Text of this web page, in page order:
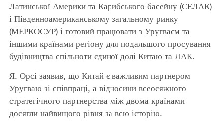
Латинської Америки та Карибського басейну (СЕЛАК)
і Південноамериканському загальному ринку
(МЕРКОСУР) і готовий працювати з Уругваєм та
іншими країнами регіону для подальшого просування
будівництва спільноти єдиної долі Китаю та ЛАК.
Я. Орсі заявив, що Китай є важливим партнером
Уругваю зі співпраці, а відносини всеосяжного
стратегічного партнерства між двома країнами
досягли найвищого рівня за всю історію.